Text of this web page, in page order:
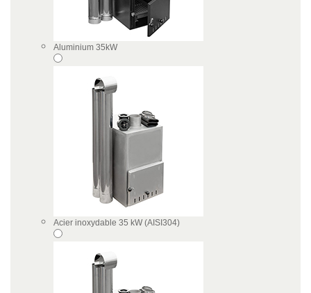
Aluminium 35kW
Acier inoxydable 35 kW (AISI304)